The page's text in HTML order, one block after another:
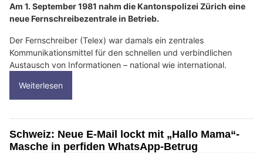
Am 1. September 1981 nahm die Kantonspolizei Zürich eine
neue Fernschreibezentrale in Betrieb.
Der Fernschreiber (Telex) war damals ein zentrales
Kommunikationsmittel für den schnellen und verbindlichen
Austausch von Informationen – national wie international.
Weiterlesen
Schweiz: Neue E-Mail lockt mit „Hallo Mama“-
Masche in perfiden WhatsApp-Betrug